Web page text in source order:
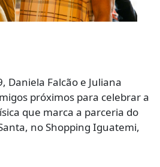
Daniela Falcão e Juliana
próximos para celebrar a
que marca a parceria do
no Shopping Iguatemi,